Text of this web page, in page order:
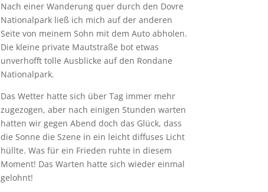
Nach einer Wanderung quer durch den Dovre
Nationalpark ließ ich mich auf der anderen
Seite von meinem Sohn mit dem Auto abholen.
Die kleine private Mautstraße bot etwas
unverhofft tolle Ausblicke auf den Rondane
Nationalpark.
Das Wetter hatte sich über Tag immer mehr
zugezogen, aber nach einigen Stunden warten
hatten wir gegen Abend doch das Glück, dass
die Sonne die Szene in ein leicht diffuses Licht
hüllte. Was für ein Frieden ruhte in diesem
Moment! Das Warten hatte sich wieder einmal
gelohnt!